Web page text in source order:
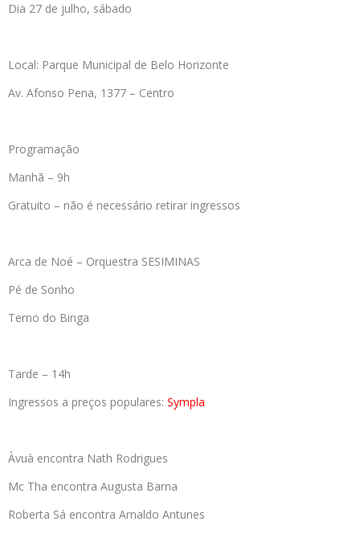
Dia 27 de julho, sábado
Local: Parque Municipal de Belo Horizonte
Av. Afonso Pena, 1377 – Centro
Programação
Manhã – 9h
Gratuito – não é necessário retirar ingressos
Arca de Noé – Orquestra SESIMINAS
Pé de Sonho
Terno do Binga
Tarde – 14h
Ingressos a preços populares: Sympla
Àvuà encontra Nath Rodrigues
Mc Tha encontra Augusta Barna
Roberta Sá encontra Arnaldo Antunes